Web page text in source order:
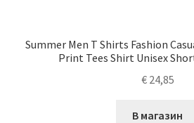
Summer Men T Shirts Fashion
Print Tees Shirt Unisex
€24,85
В магазин